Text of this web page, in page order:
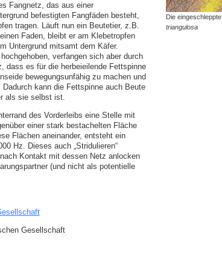
Fangnetz, das aus einer
befestigten Fangfäden besteht,
tragen. Läuft nun ein Beutetier, z.B.
Faden, bleibt er am Klebetropfen
Untergrund mitsamt dem Käfer.
verfangen sich aber durch
dass es für die herbeieilende Fettspinne
bewegungsunfähig zu machen und
kann die Fettspinne auch Beute
als sie selbst ist.
des Vorderleibs eine Stelle mit
einer stark bestachelten Fläche
Flächen aneinander, entsteht ein
Hz. Dieses auch „Stridulieren“
Kontakt mit dessen Netz anlocken
(und nicht als potentielle
Gesellschaft
Die eingeschleppte
triangulosa